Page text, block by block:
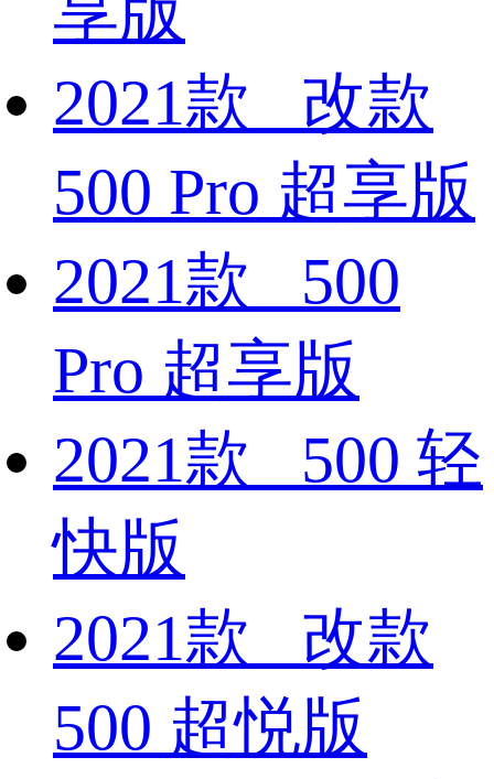
2021款 改款
500 Pro 超享版
2021款 500
Pro 超享版
2021款 500 轻
快版
2021款 改款
500 超悦版